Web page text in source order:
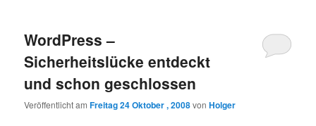
WordPress –
Sicherheitslücke entdeckt
und schon geschlossen
Veröffentlicht amFreitag 24 Oktober , 2008vonHolger